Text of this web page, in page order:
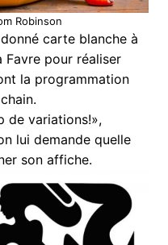
Robinson
carte blanche à
Favre pour réaliser
la programmation
de variations!»,
lui demande quelle
son affiche.